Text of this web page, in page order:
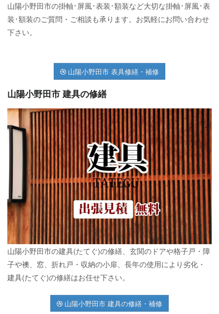
山陽小野田市の掛軸･屏風･表装･額装など大切な掛軸･屏風･表
装･額装のご質問・ご相談も承ります。お気軽にお問い合わせ
下さい。
山陽小野田市 表具修繕・補修
山陽小野田市 建具の修繕
山陽小野田市の建具(たてぐ)の修繕、玄関のドアや格子戸・障
子や襖、窓、折れ戸・収納の小扉、長年の使用により劣化・
建具(たてぐ)の修繕はお任せ下さい。
山陽小野田市 建具の修繕・補修